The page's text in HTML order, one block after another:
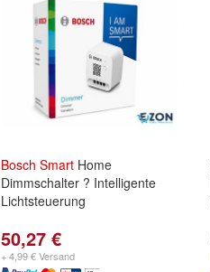
Bosch Smart Home
Dimmschalter ? Intelligente
Lichtsteuerung
50,27 €
+ 4,99 € Versand